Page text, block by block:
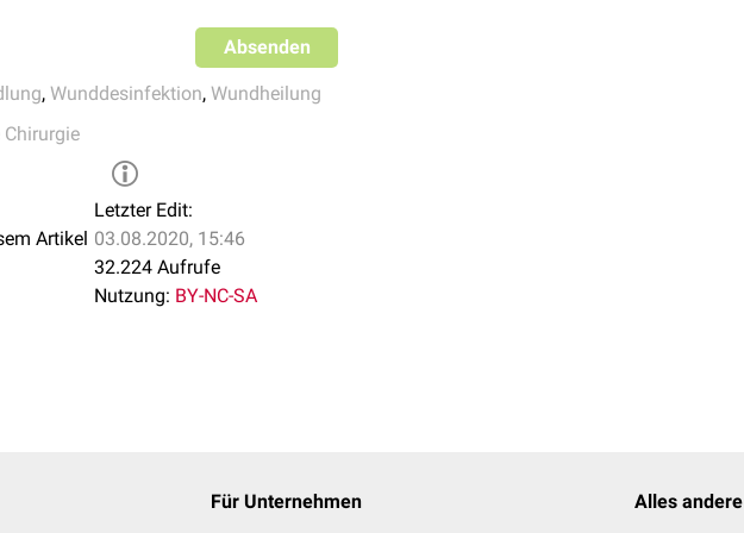
chronischenWunden zum Einsatz.
bei der primären Wundheilung zum Einsatz und kann durch Klammern,
aus einer Auflage mit Kontakt zur Wunde, einer Zwischenschicht, die
der Wunde aufnimmt und einer Abdeckung mit dem Ziel der Fixierung.
durchKompressen,Pflaster
Absenden
, Wunddesinfektion, Wundheilung
Artikel
Letzter Edit:
03.08.2020, 15:46
32.224 Aufrufe
Nutzung: BY-NC-SA
Für Unternehmen Alles andere